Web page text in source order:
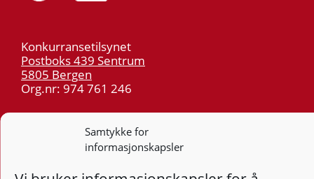
Samtykke for
informasjonskapsler
Konkurransetilsynet
Postboks 439 Sentrum
5805 Bergen
Org.nr: 974 761 246
55 59 75 00
post@kt.no